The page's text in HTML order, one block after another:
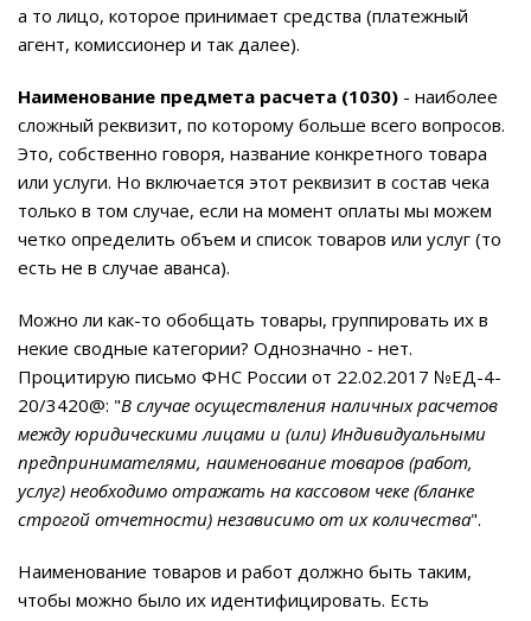
а то лицо, которое принимает средства (платежный
агент, комиссионер и так далее).
Наименование предмета расчета (1030) - наиболее
сложный реквизит, по которому больше всего вопросов.
Это, собственно говоря, название конкретного товара
или услуги. Но включается этот реквизит в состав чека
только в том случае, если на момент оплаты мы можем
четко определить объем и список товаров или услуг (то
есть не в случае аванса).
Можно ли как-то обобщать товары, группировать их в
некие сводные категории? Однозначно - нет.
Процитирую письмо ФНС России от 22.02.2017 №ЕД-4-
20/3420@: "В случае осуществления наличных расчетов
между юридическими лицами и (или) Индивидуальными
предпринимателями, наименование товаров (работ,
услуг) необходимо отражать на кассовом чеке (бланке
строгой отчетности) независимо от их количества".
Наименование товаров и работ должно быть таким,
чтобы можно было их идентифицировать. Есть